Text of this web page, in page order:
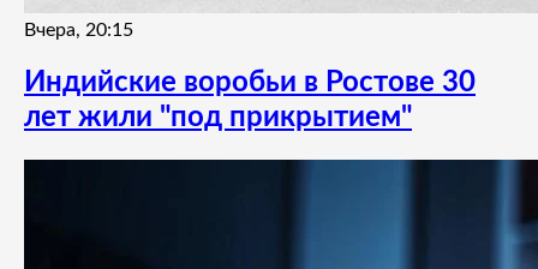
Вчера, 20:15
Индийские воробьи в Ростове 30
лет жили "под прикрытием"